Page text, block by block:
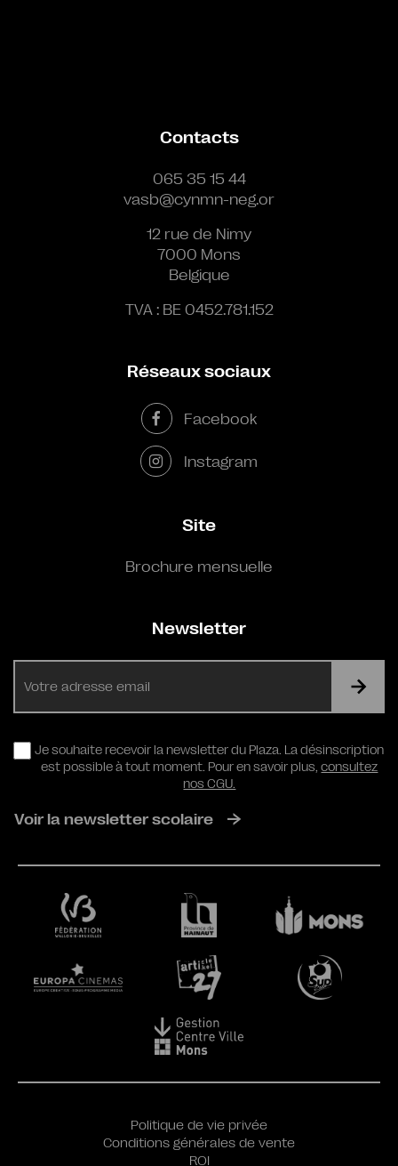
Contacts
065 35 15 44
vasb@cynmn-neg.or
12 rue de Nimy
7000 Mons
Belgique
TVA : BE 0452.781.152
Réseaux sociaux
Facebook
Instagram
Site
Brochure mensuelle
Newsletter
RGPD
Je souhaite recevoir la newsletter du Plaza. La désinscription
est possible à tout moment. Pour en savoir plus,consultez
nos CGU.
Voir la newsletter scolaire
Politique de vie privée
Conditions générales de vente
ROI